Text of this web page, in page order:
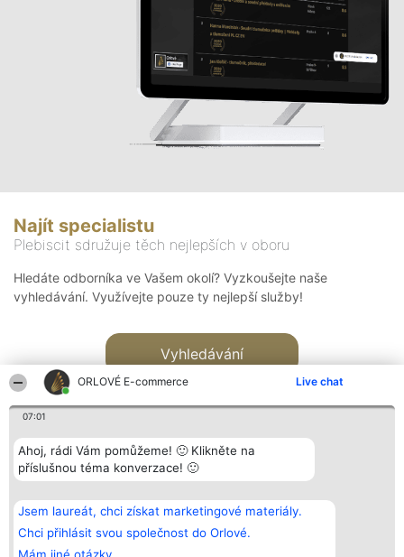
ORLOVÉ E-commerce Live chat
07:01
Ahoj, rádi Vám pomůžeme! 🙂 Klikněte na
příslušnou téma konverzace! 🙂
Jsem laureát, chci získat marketingové materiály.
Chci přihlásit svou společnost do Orlové.
Najít specialistu
Plebiscit sdružuje těch nejlepších v oboru
Hledáte odborníka ve Vašem okolí? Vyzkoušejte naše
vyhledávání. Využívejte pouze ty nejlepší služby!
Vyhledávání
Bright Side Solutions sp. z o.
o. sp. k.
ul. Ruska 22
Wrocław 50-079
KRS 0000749100 | Regon
Vítězové
Seznam všech
laureátů
Zásady
Kontakt